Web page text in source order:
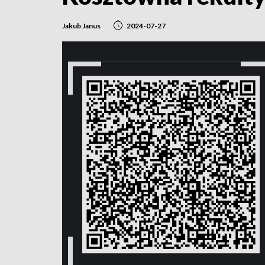
Jakub Janus 2024-07-27